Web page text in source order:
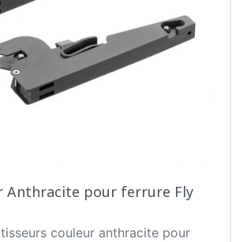
Anthracite pour ferrure Fly
couleur anthracite pour